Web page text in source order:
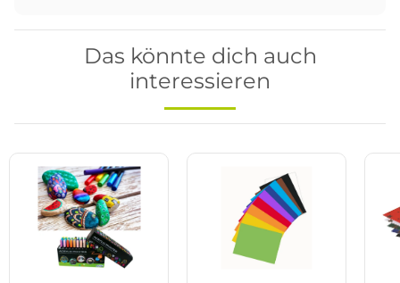
Das könnte dich auch
interessieren